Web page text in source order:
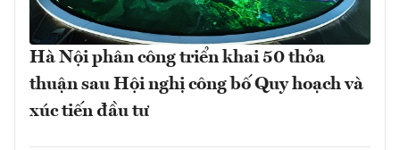
Hà Nội phân công triển khai 50 thỏa
thuận sau Hội nghị công bố Quy hoạch và
xúc tiến đầu tư